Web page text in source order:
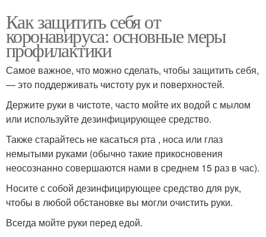
Как защитить себя от
коронавируса: основные меры
профилактики
Самое важное, что можно сделать, чтобы защитить себя,
— это поддерживать чистоту рук и поверхностей.
Держите руки в чистоте, часто мойте их водой с мылом
или используйте дезинфицирующее средство.
Также старайтесь не касаться рта , носа или глаз
немытыми руками (обычно такие прикосновения
неосознанно совершаются нами в среднем 15 раз в час).
Носите с собой дезинфицирующее средство для рук,
чтобы в любой обстановке вы могли очистить руки.
Всегда мойте руки перед едой.